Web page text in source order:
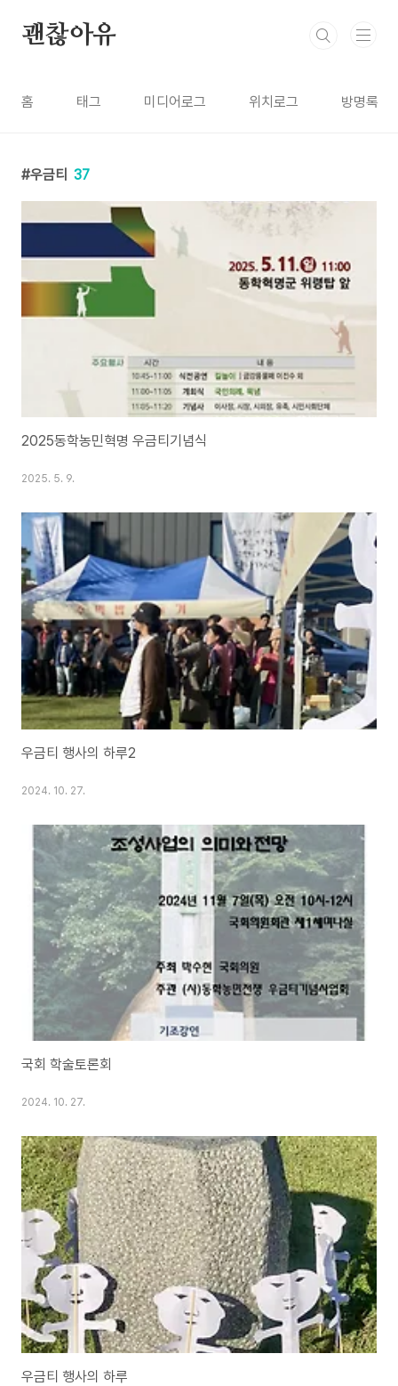
괜찮아유
홈 태그 미디어로그 위치로그 방명록
우금티 37
2025동학농민혁명 우금티기념식
2025. 5. 9.
우금티 행사의 하루2
2024. 10. 27.
국회 학술토론회
2024. 10. 27.
우금티 행사의 하루